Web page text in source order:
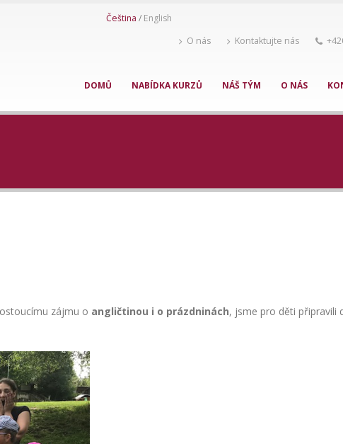
O nás Kontaktujte nás
Čeština English
DOMŮ NABÍDKA KURZŮ NÁŠ TÝM O NÁS
zájmu o angličtinou i o prázdninách, jsme pro děti připravili